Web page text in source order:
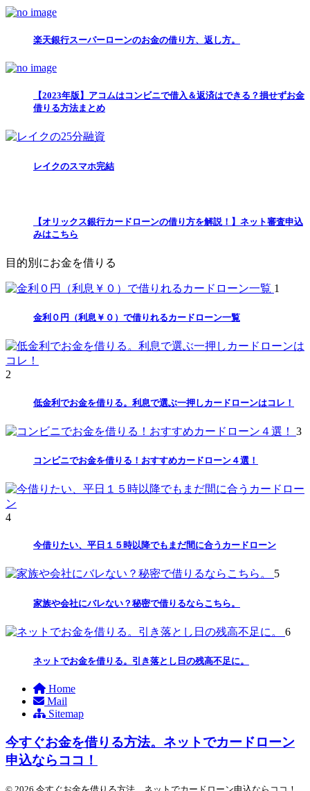
楽天銀行スーパーローンのお金の借り方、返し方。
【2023年版】アコムはコンビニで借入＆返済はできる？損せずお金
借りる方法まとめ
レイクのスマホ完結
【オリックス銀行カードローンの借り方を解説！】ネット審査申込
みはこちら
目的別にお金を借りる
1
金利０円（利息￥０）で借りれるカードローン一覧
2
低金利でお金を借りる。利息で選ぶ一押しカードローンはコレ！
3
コンビニでお金を借りる！おすすめカードローン４選！
4
今借りたい、平日１５時以降でもまだ間に合うカードローン
5
家族や会社にバレない？秘密で借りるならこちら。
6
ネットでお金を借りる。引き落とし日の残高不足に。
Home
Mail
Sitemap
今すぐお金を借りる方法。ネットでカードローン
申込ならココ！